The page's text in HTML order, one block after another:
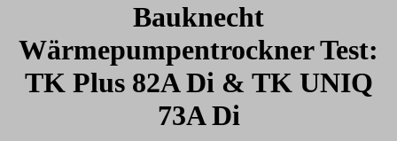
Bauknecht
Wärmepumpentrockner Test:
TK Plus 82A Di & TK UNIQ
73A Di